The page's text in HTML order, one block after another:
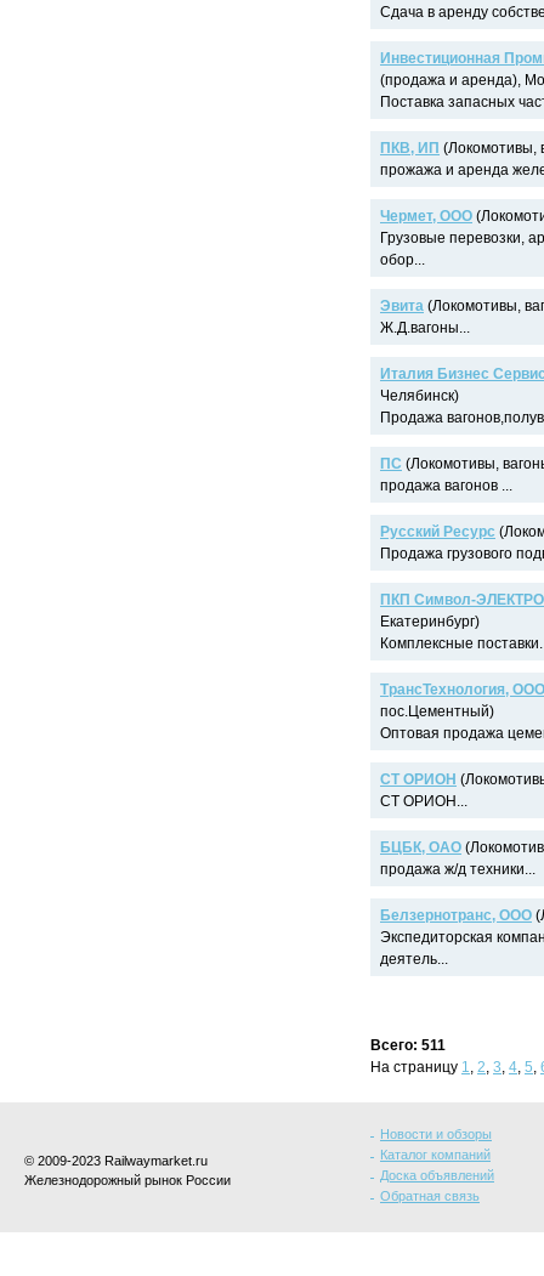
Сдача в аренду
Инвестиционная
(продажа и аренда),
Поставка запасных
ПКВ, ИП (Локомотивы,
прожажа и аренда
Чермет, ООО
Грузовые перевозки,
обор...
Эвита (Локомотивы,
Ж.Д.вагоны...
Италия Бизнес
Челябинск)
Продажа
ПС (Локомотивы,
продажа вагонов ...
Русский Ресурс
Продажа грузового
ПКП Символ-
Екатеринбург)
Комплексные
ТрансТехнология, ООО
пос.Цементный)
Оптовая продажа
СТ ОРИОН
СТ ОРИОН...
БЦБК, ОАО
продажа ж/д техники...
Белзернотранс, ООО
Экспедиторская
деятель...
Всего: 511
На страницу 1, 2, 3, 4, 5,
© 2009-2023 Railwaymarket.ru
Железнодорожный рынок России
Новости и обзоры
Каталог компаний
Доска объявлений
Обратная связь